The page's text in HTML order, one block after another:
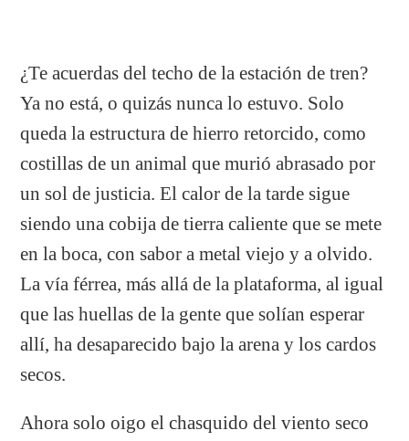
¿Te acuerdas del techo de la estación de tren?
Ya no está, o quizás nunca lo estuvo. Solo
queda la estructura de hierro retorcido, como
costillas de un animal que murió abrasado por
un sol de justicia. El calor de la tarde sigue
siendo una cobija de tierra caliente que se mete
en la boca, con sabor a metal viejo y a olvido.
La vía férrea, más allá de la plataforma, al igual
que las huellas de la gente que solían esperar
allí, ha desaparecido bajo la arena y los cardos
secos.
Ahora solo oigo el chasquido del viento seco